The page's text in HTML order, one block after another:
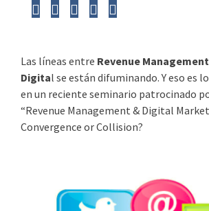
Las líneas entre Revenue
Digital se están difuminando. Y eso es
en un reciente seminario patrocinado
“Revenue Management & Digital
Convergence or Collision?